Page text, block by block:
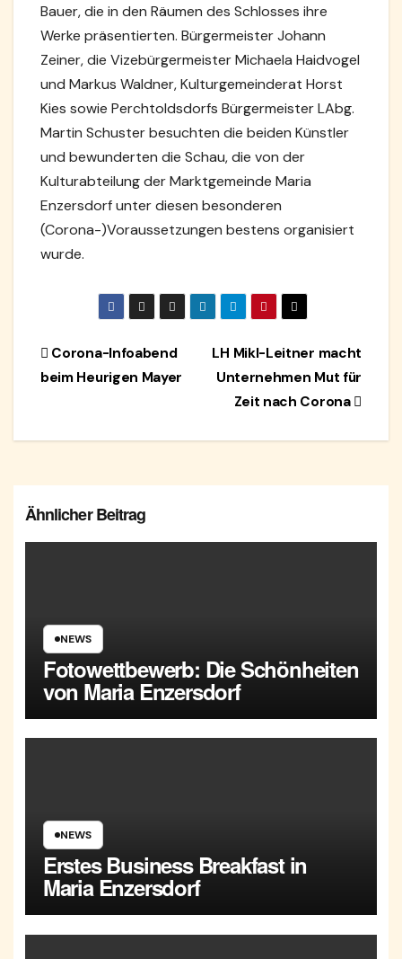
Bauer, die in den Räumen des Schlosses ihre
Werke präsentierten. Bürgermeister Johann
Zeiner, die Vizebürgermeister Michaela Haidvogel
und Markus Waldner, Kulturgemeinderat Horst
Kies sowie Perchtoldsdorfs Bürgermeister LAbg.
Martin Schuster besuchten die beiden Künstler
und bewunderten die Schau, die von der
Kulturabteilung der Marktgemeinde Maria
Enzersdorf unter diesen besonderen
(Corona-)Voraussetzungen bestens organisiert
wurde.
BeitragsnavigationLH Mikl-Leitner macht
Unternehmen Mut für
Zeit nach Corona
Corona-Infoabend
beim Heurigen Mayer
Ähnlicher Beitrag
NEWS
Fotowettbewerb: Die Schönheiten
von Maria Enzersdorf
NEWS
Erstes Business Breakfast in
Maria Enzersdorf